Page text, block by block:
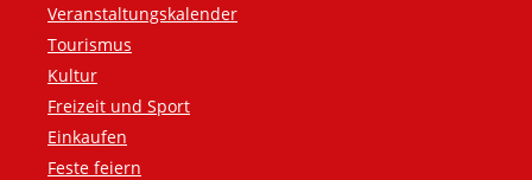
Veranstaltungskalender
Tourismus
Kultur
Freizeit und Sport
Einkaufen
Feste feiern